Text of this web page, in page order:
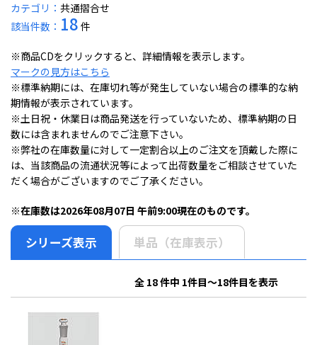
カテゴリ： 共通摺合せ
該当件数： 18 件
※商品CDをクリックすると、詳細情報を表示します。
マークの見方はこちら
※標準納期には、在庫切れ等が発生していない場合の標準的な納
期情報が表示されています。
※土日祝・休業日は商品発送を行っていないため、標準納期の日
数には含まれませんのでご注意下さい。
※弊社の在庫数量に対して一定割合以上のご注文を頂戴した際に
は、当該商品の流通状況等によって出荷数量をご相談させていた
だく場合がございますのでご了承ください。
※在庫数は2026年08月07日 午前9:00現在のものです。
シリーズ表示 単品（在庫表示）
全 18 件中 1件目～18件目を表示